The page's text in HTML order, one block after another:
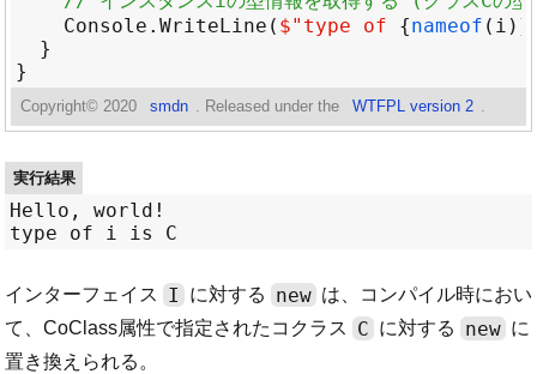
Console . WriteLine ( $" type of {nameof ( i )}
Copyright© 2020 smdn . Released under the WTFPL version 2
実行結果
Hello, world!
インターフェイス I に対する new は、コンパイル時におい
て、CoClass属性で指定されたコクラス
C に対する new に
置き換えられる。